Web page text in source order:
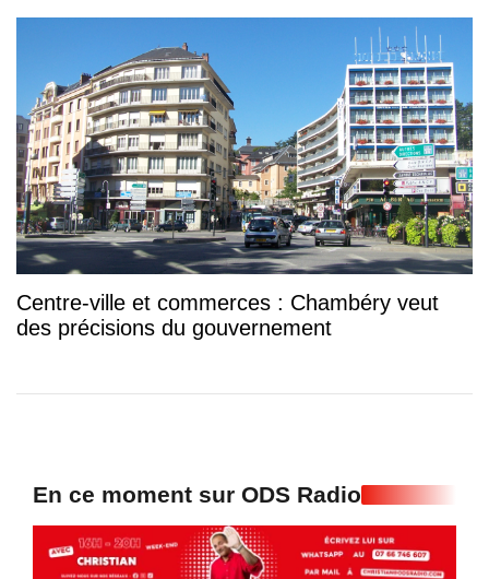
Centre-ville et commerces : Chambéry veut
des précisions du gouvernement
En ce moment sur ODS Radio